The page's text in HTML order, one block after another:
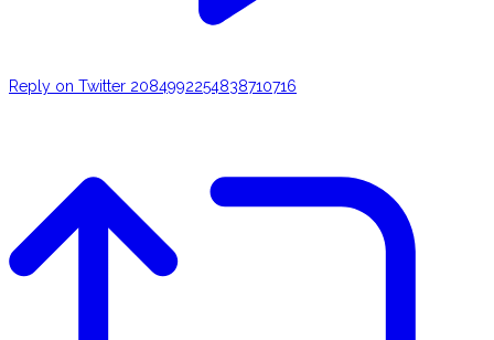
Reply on Twitter 2084992254838710716